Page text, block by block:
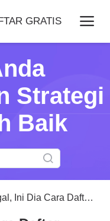
GRATIS
Strategi
Baik
Dia Cara Daftar Shopeepay